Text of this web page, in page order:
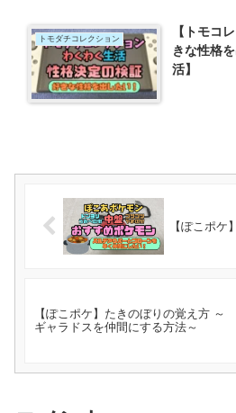
トモダチコレクション
【トモコ
きな性格
活】
【ぽこポケ
【ぽこポケ】たきのぼりの覚え方 ～
ギャラドスを仲間にする方法～